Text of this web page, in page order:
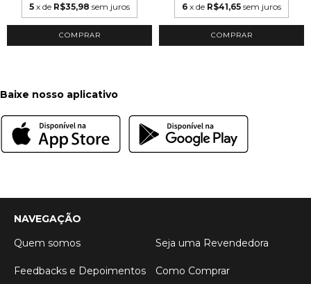
5 x de R$35,98 sem juros
COMPRAR
6 x de R$41,65 sem juros
COMPRAR
Baixe nosso aplicativo
NAVEGAÇÃO
Quem somos
Seja uma Revendedora
Feedbacks e Depoimentos Como Comprar